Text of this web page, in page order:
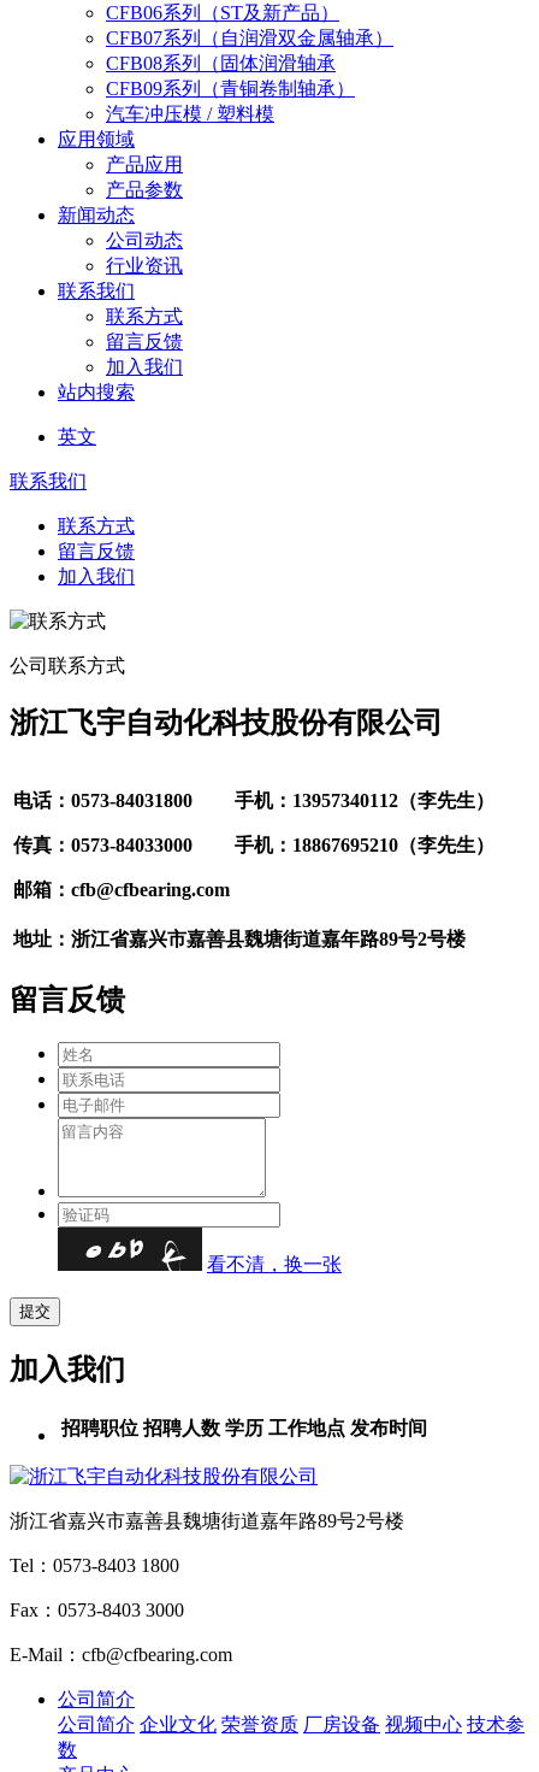
CFB06系列（ST及新产品）
CFB07系列（自润滑双金属轴承）
CFB08系列（固体润滑轴承
CFB09系列（青铜卷制轴承）
汽车冲压模 / 塑料模
应用领域
产品应用
产品参数
新闻动态
公司动态
行业资讯
联系我们
联系方式
留言反馈
加入我们
站内搜索
英文
联系我们
联系方式
留言反馈
加入我们
公司联系方式
浙江飞宇自动化科技股份有限公司
电话：0573-84031800
传真：0573-84033000
邮箱：cfb@cfbearing.com
手机：13957340112（李先生）
手机：18867695210（李先生）
地址：浙江省嘉兴市嘉善县魏塘街道嘉年路89号2号楼
留言反馈
看不清，换一张
加入我们
招聘职位 招聘人数 学历 工作地点 发布时间
浙江省嘉兴市嘉善县魏塘街道嘉年路89号2号楼
Tel：0573-8403 1800
Fax：0573-8403 3000
E-Mail：cfb@cfbearing.com
公司简介
公司简介 企业文化 荣誉资质 厂房设备 视频中心 技术参
数